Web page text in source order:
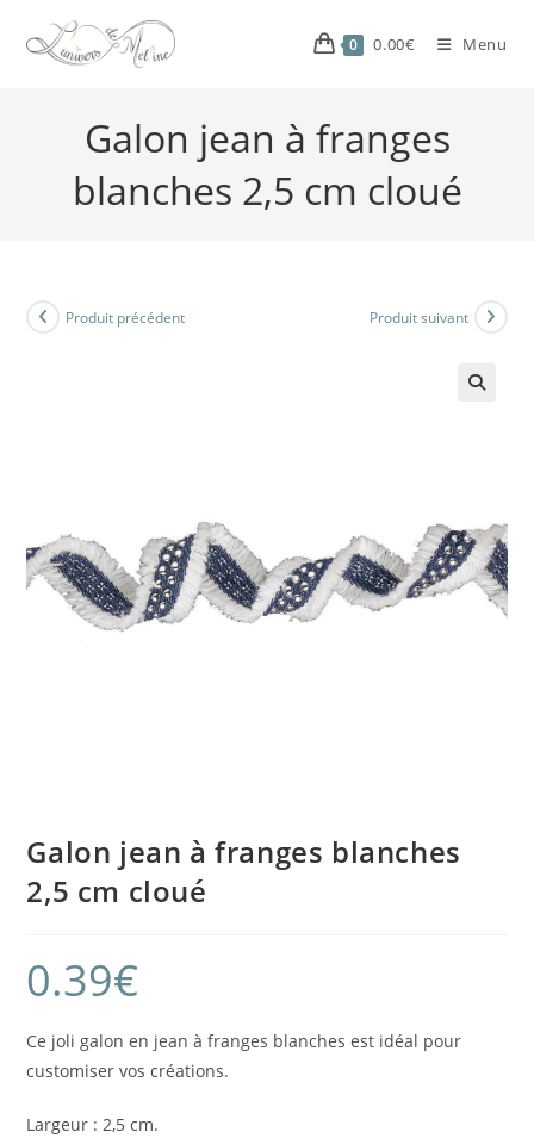
0 0.00€ Menu
Galon jean à franges
blanches 2,5 cm cloué
Produit précédent Produit suivant
Galon jean à franges blanches
2,5 cm cloué
0.39€
Ce joli galon en jean à franges blanches est idéal pour
customiser vos créations.
Largeur : 2,5 cm.